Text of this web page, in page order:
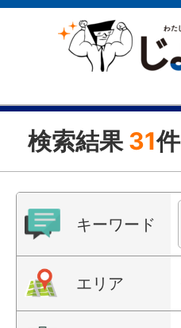
検索結果 31件
キーワード
エリア